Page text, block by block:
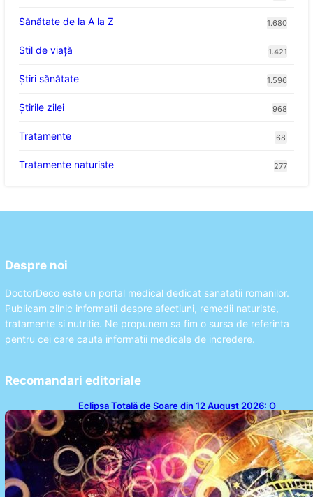
Sănătate de la A la Z 1.680
Stil de viaţă 1.421
Ştiri sănătate 1.596
Știrile zilei 968
Tratamente 68
Tratamente naturiste 277
Despre noi
DoctorDeco este un portal medical dedicat sanatatii romanilor.
Publicam zilnic informatii despre afectiuni, remedii naturiste,
tratamente si nutritie. Ne propunem sa fim o sursa de referinta
pentru cei care cauta informatii medicale de incredere.
Recomandari editoriale
Eclipsa Totală de Soare din 12 August 2026: O
Analiză a Impactului asupra Trei Zodii și a Ciclului de
18 Ani